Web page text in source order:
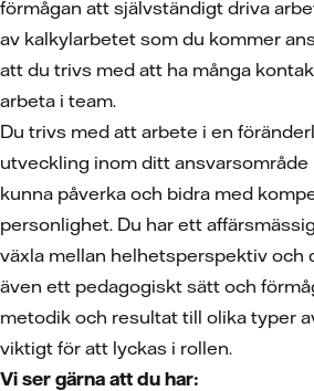
förmågan att självständigt driva
av kalkylarbetet som du kommer
att du trivs med att ha många
arbeta i team.
Du trivs med att arbete i en
utveckling inom ditt
kunna påverka och bidra med
personlighet. Du har ett
växla mellan helhetsperspektiv och
även ett pedagogiskt sätt och
metodik och resultat till olika typer
viktigt för att lyckas i rollen.
Vi ser gärna att du har: